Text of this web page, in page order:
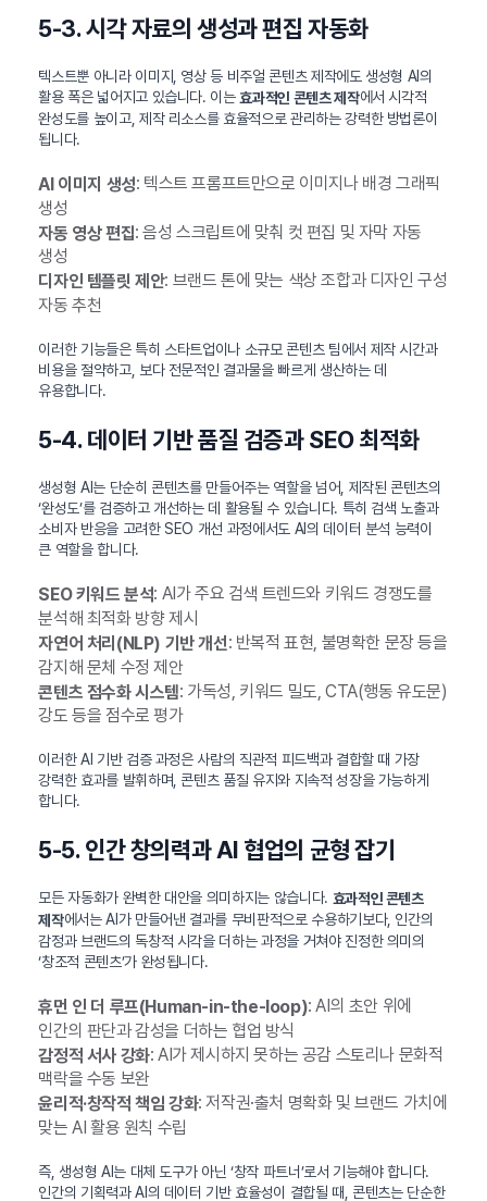
5-3. 시각 자료의 생성과 편집 자동화
텍스트뿐 아니라 이미지, 영상 등 비주얼 콘텐츠 제작에도 생성형 AI의
활용 폭은 넓어지고 있습니다. 이는 효과적인 콘텐츠 제작에서 시각적
완성도를 높이고, 제작 리소스를 효율적으로 관리하는 강력한 방법론이
됩니다.
AI 이미지 생성: 텍스트 프롬프트만으로 이미지나 배경 그래픽
생성
자동 영상 편집: 음성 스크립트에 맞춰 컷 편집 및 자막 자동
생성
디자인 템플릿 제안: 브랜드 톤에 맞는 색상 조합과 디자인 구성
자동 추천
이러한 기능들은 특히 스타트업이나 소규모 콘텐츠 팀에서 제작 시간과
비용을 절약하고, 보다 전문적인 결과물을 빠르게 생산하는 데
유용합니다.
5-4. 데이터 기반 품질 검증과 SEO 최적화
생성형 AI는 단순히 콘텐츠를 만들어주는 역할을 넘어, 제작된 콘텐츠의
‘완성도’를 검증하고 개선하는 데 활용될 수 있습니다. 특히 검색 노출과
소비자 반응을 고려한 SEO 개선 과정에서도 AI의 데이터 분석 능력이
큰 역할을 합니다.
SEO 키워드 분석: AI가 주요 검색 트렌드와 키워드 경쟁도를
분석해 최적화 방향 제시
자연어 처리(NLP) 기반 개선: 반복적 표현, 불명확한 문장 등을
감지해 문체 수정 제안
콘텐츠 점수화 시스템: 가독성, 키워드 밀도, CTA(행동 유도문)
강도 등을 점수로 평가
이러한 AI 기반 검증 과정은 사람의 직관적 피드백과 결합할 때 가장
강력한 효과를 발휘하며, 콘텐츠 품질 유지와 지속적 성장을 가능하게
합니다.
5-5. 인간 창의력과 AI 협업의 균형 잡기
모든 자동화가 완벽한 대안을 의미하지는 않습니다. 효과적인 콘텐츠
제작에서는 AI가 만들어낸 결과를 무비판적으로 수용하기보다, 인간의
감정과 브랜드의 독창적 시각을 더하는 과정을 거쳐야 진정한 의미의
‘창조적 콘텐츠’가 완성됩니다.
휴먼 인 더 루프(Human-in-the-loop): AI의 초안 위에
인간의 판단과 감성을 더하는 협업 방식
감정적 서사 강화: AI가 제시하지 못하는 공감 스토리나 문화적
맥락을 수동 보완
윤리적·창작적 책임 강화: 저작권·출처 명확화 및 브랜드 가치에
맞는 AI 활용 원칙 수립
즉, 생성형 AI는 대체 도구가 아닌 ‘창작 파트너’로서 기능해야 합니다.
인간의 기획력과 AI의 데이터 기반 효율성이 결합될 때, 콘텐츠는 단순한